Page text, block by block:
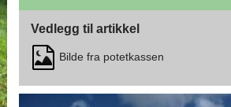
Vedlegg til artikkel
Bilde fra potetkassen